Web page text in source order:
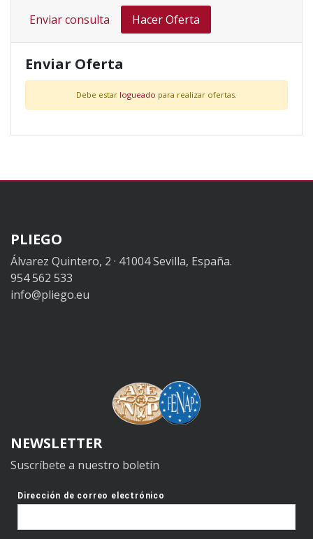
Enviar consulta Hacer Oferta
Enviar Oferta
Debe estar logueado para realizar ofertas.
PLIEGO
Álvarez Quintero, 2 · 41004 Sevilla, España.
954 562 533
info@pliego.eu
NEWSLETTER
Suscríbete a nuestro boletín